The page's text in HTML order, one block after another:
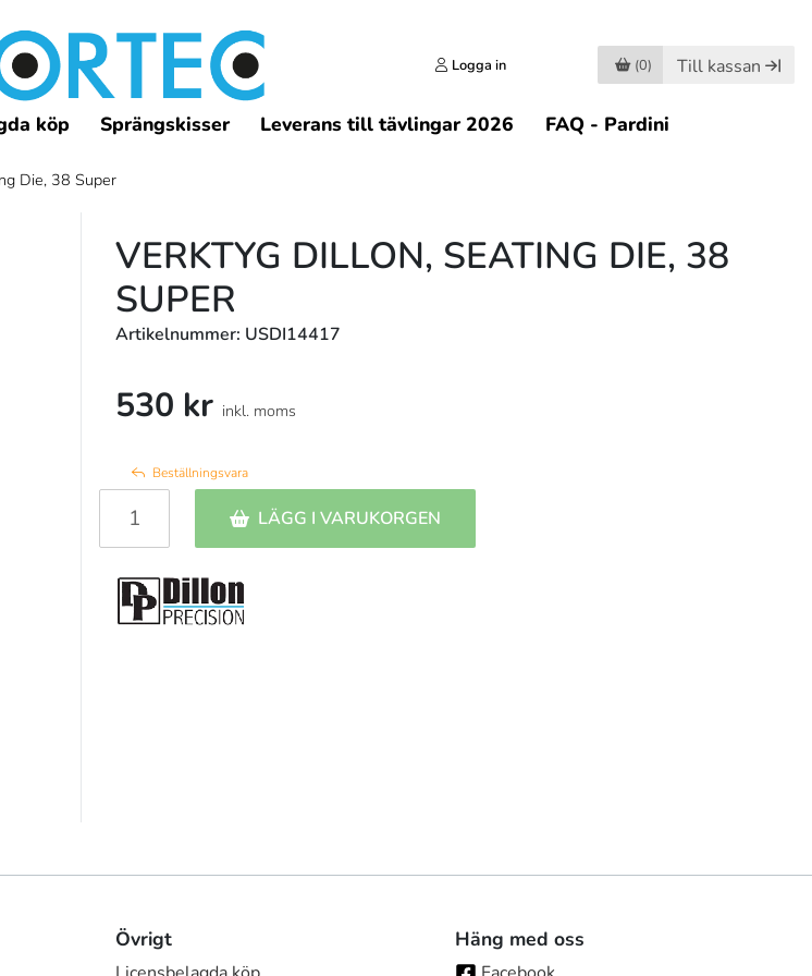
Logga in (0) Till kassan
köp Sprängskisser Leverans till tävlingar 2026 FAQ - Pardini
Die, 38 Super
VERKTYG DILLON, SEATING DIE, 38
SUPER
Artikelnummer: USDI14417
530 kr inkl. moms
Beställningsvara
LÄGG I VARUKORGEN
Övrigt Häng med oss